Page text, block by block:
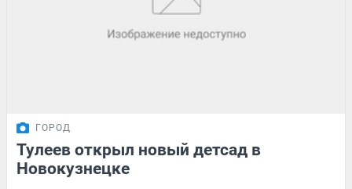
ГОРОД
Тулеев открыл новый детсад в
Новокузнецке